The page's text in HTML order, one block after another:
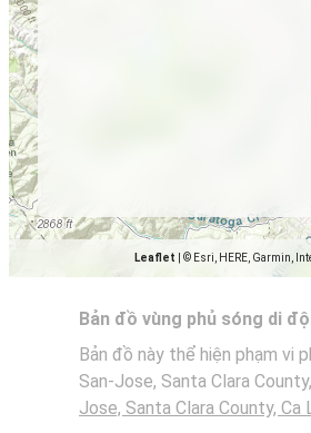
Leaflet © Esri, HERE, Garmin,
Bản đồ vùng phủ sóng di
Bản đồ này thể hiện phạm vi
San-Jose, Santa Clara
Jose, Santa Clara County, Ca